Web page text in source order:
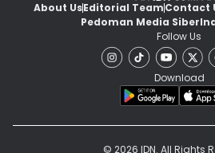
About UsEditorial TeamContact
Pedoman Media Siber
Follow Us
Download
© 2026 IDN. All Rights